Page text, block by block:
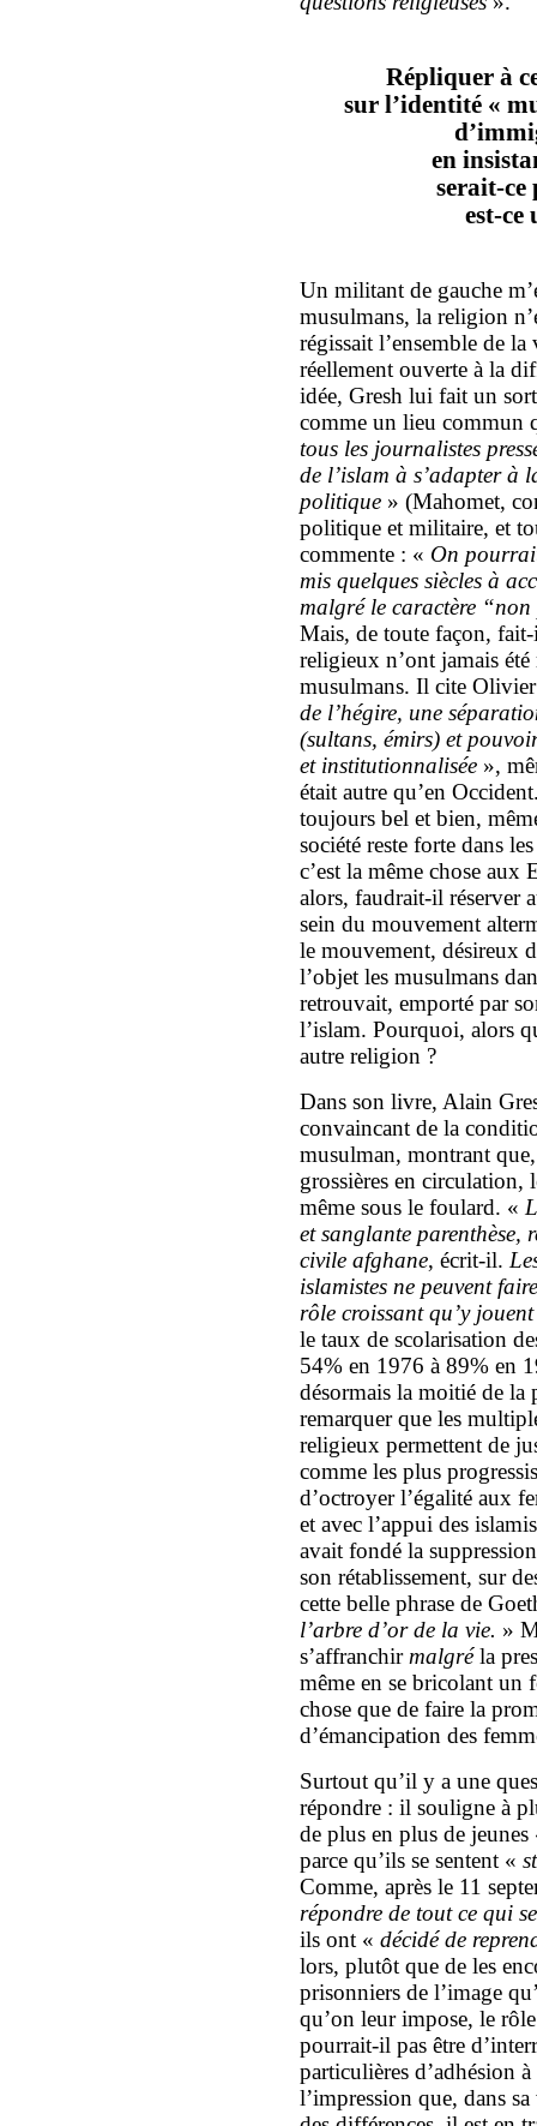
Répliquer à
sur l’identité «
en
serait-ce
est-ce
Un militant de gauche
musulmans, la religion
régissait l’ensemble de
réellement ouverte à la
idée, Gresh lui fait un
comme un lieu commun
tous les journalistes
de l’islam à s’adapter à
politique » (Mahomet,
politique et militaire, et
commente : « On
mis quelques siècles à
malgré le caractère
Mais, de toute façon,
religieux n’ont jamais
musulmans. Il cite
de l’hégire, une
(sultans, émirs) et
et institutionnalisée »,
était autre qu’en
toujours bel et bien,
société reste forte dans
c’est la même chose
alors, faudrait-il réserver
sein du mouvement
le mouvement, désireux
l’objet les musulmans
retrouvait, emporté par
l’islam. Pourquoi, alors
autre religion ?
Dans son livre, Alain
convaincant de la
musulman, montrant
grossières en circulation,
même sous le foulard. «
et sanglante parenthèse,
civile afghane, écrit-il.
islamistes ne peuvent
rôle croissant qu’y jouent
le taux de scolarisation
54% en 1976 à 89% en
désormais la moitié de
remarquer que les
religieux permettent de
comme les plus
d’octroyer l’égalité aux
et avec l’appui des
avait fondé la
son rétablissement, sur
cette belle phrase de
l’arbre d’or de la vie. »
s’affranchir malgréla
même en se bricolant un
chose que de faire la
d’émancipation des
Surtout qu’il y a une
répondre : il souligne à
de plus en plus de
parce qu’ils se sentent «
Comme, après le 11
répondre de tout ce qui
ils ont « décidé de
lors, plutôt que de les
prisonniers de l’image
qu’on leur impose, le
pourrait-il pas être
particulières d’adhésion
l’impression que, dans